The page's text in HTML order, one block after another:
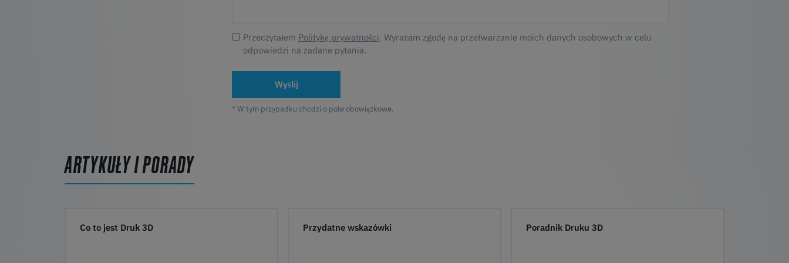
Przeczytałem Politykę prywatności. Wyrażam zgodę na przetwarzanie moich danych osobowych w celu
odpowiedzi na zadane pytania.
Wyślij
* W tym przypadku chodzi o pole obowiązkowe.
ARTYKUŁY I PORADY
Co to jest Druk 3D Przydatne wskazówki Poradnik Druku 3D